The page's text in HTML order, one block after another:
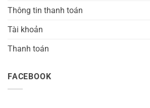
Thông tin thanh toán
Tài khoản
Thanh toán
FACEBOOK